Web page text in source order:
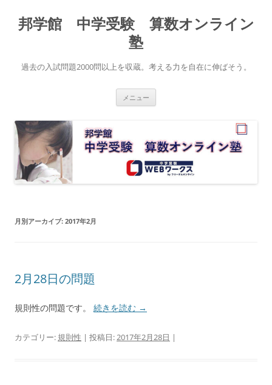
テ
ン
キ
ッ
邦学館 中学受験 算数オンライン
塾
過去の入試問題2000問以上を収蔵。考える力を自在に伸ばそう。
メニュー
月別アーカイブ: 2017年2月
2月28日の問題
規則性の問題です。 続きを読む →
カテゴリー: 規則性 | 投稿日:2017年2月28日 |